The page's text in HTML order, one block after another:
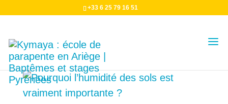
+33 6 25 79 16 51